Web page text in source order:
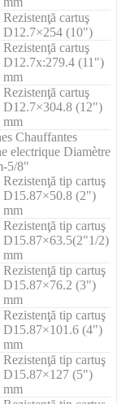
Rezistenţă cartuş
D12.7×254 (10")
Rezistenţă cartuş
D12.7x:279.4 (11")
mm
Rezistenţă cartuş
D12.7×304.8 (12")
mm
Chauffantes
electrique Diamètre
5/8"
Rezistenţă tip cartuş
D15.87×50.8 (2")
mm
Rezistenţă tip cartuş
D15.87×63.5(2"1/2)
mm
Rezistenţă tip cartuş
D15.87×76.2 (3")
mm
Rezistenţă tip cartuş
D15.87×101.6 (4")
mm
Rezistenţă tip cartuş
D15.87×127 (5")
mm